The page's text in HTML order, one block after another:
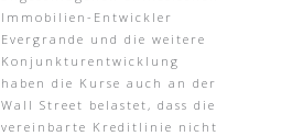
Immobilien-Entwickler
Evergrande und die weitere
Konjunkturentwicklung
haben die Kurse auch an der
Wall Street belastet, dass die
vereinbarte Kreditlinie nicht